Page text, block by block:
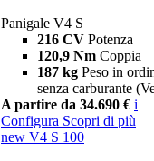
Panigale V4 S
216 CV Potenza
120,9 Nm Coppia
187 kg Peso in
senza carburante
A partire da 34.690 € i
Configura Scopri di più
new V4 S 100